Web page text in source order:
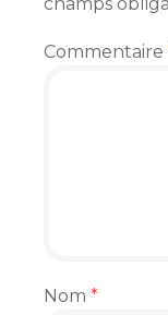
Commentaire
Nom *